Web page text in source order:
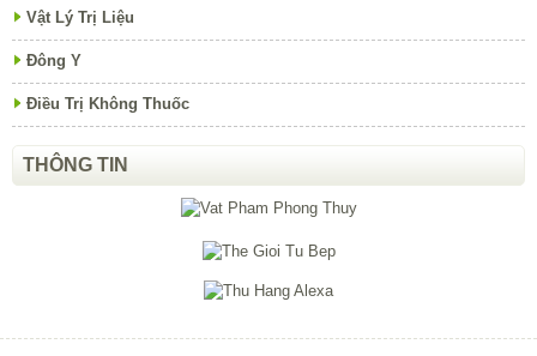
Vật Lý Trị Liệu
Đông Y
Điều Trị Không Thuốc
THÔNG TIN